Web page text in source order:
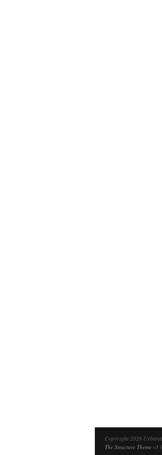
Copyright 2026
The Structure Theme v3